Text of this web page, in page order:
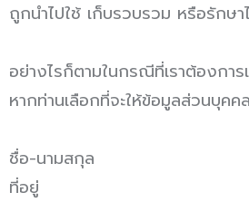
ถูกนำไปใช้ เก็บรวบรวม หรือรักษ
อย่างไรก็ตามในกรณีที่เราต้องกา
หากท่านเลือกที่จะให้ข้อมูลส่วนบุค
ชื่อ-นามสกุล
ที่อยู่